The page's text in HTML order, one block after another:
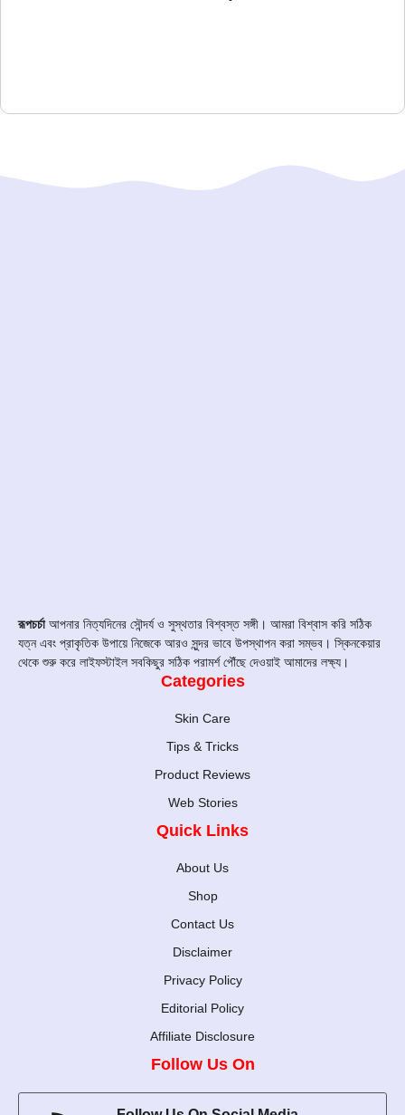
রূপচর্চাআপনার নিত্যদিনের সৌন্দর্য ও সুস্থতার বিশ্বস্ত সঙ্গী। আমরা বিশ্বাস করি সঠিক
যত্ন এবং প্রাকৃতিক উপায়ে নিজেকে আরও সুন্দর ভাবে উপস্থাপন করা সম্ভব। স্কিনকেয়ার
থেকে শুরু করে লাইফস্টাইল সবকিছুর সঠিক পরামর্শ পৌঁছে দেওয়াই আমাদের লক্ষ্য।
Categories
Skin Care
Tips & Tricks
Product Reviews
Web Stories
Quick Links
About Us
Shop
Contact Us
Disclaimer
Privacy Policy
Editorial Policy
Affiliate Disclosure
Follow Us On